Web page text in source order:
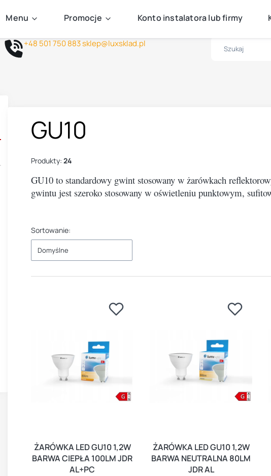
+48 501 750 883sklep@luxsklad.pl
Menu Promocje Konto instalatora lub firmy
GU10
Produkty: 24
GU10 to standardowy gwint stosowany w żarówkach
gwintu jest szeroko stosowany w oświetleniu punktowym,
Sortowanie:
Domyślne
ŻARÓWKA LED GU10 1,2W
BARWA CIEPŁA 100LM JDR
AL+PC
ŻARÓWKA LED GU10 1,2W
BARWA NEUTRALNA 80LM
JDR AL